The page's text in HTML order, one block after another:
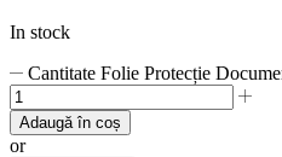
In stock
Cantitate Folie Protecție
Adaugă în coș
or